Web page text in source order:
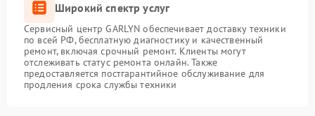
Широкий спектр услуг
Сервисный центр GARLYN обеспечивает доставку техники
по всей РФ, бесплатную диагностику и качественный
ремонт, включая срочный ремонт. Клиенты могут
отслеживать статус ремонта онлайн. Также
предоставляется постгарантийное обслуживание для
продления срока службы техники